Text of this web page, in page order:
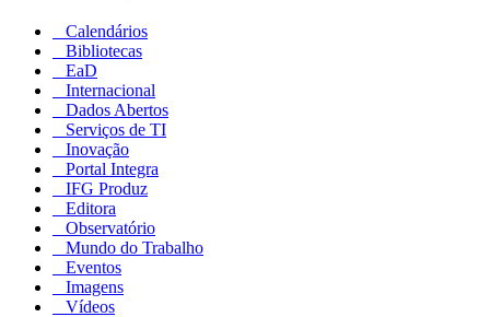
Calendários
Bibliotecas
EaD
Internacional
Dados Abertos
Serviços de TI
Inovação
Portal Integra
IFG Produz
Editora
Observatório
Mundo do Trabalho
Eventos
Imagens
Vídeos